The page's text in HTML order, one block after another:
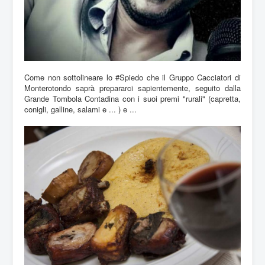
Come non sottolineare lo #Spiedo che il Gruppo Cacciatori di
Monterotondo saprà prepararci sapientemente, seguito dalla
Grande Tombola Contadina con i suoi premi "rurali" (capretta,
conigli, galline, salami e ... ) e ...